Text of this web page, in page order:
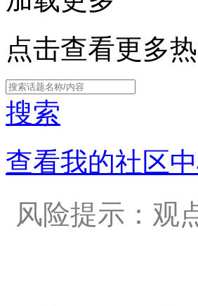
点击查看更多
搜索
查看我的社区
风险提示：观